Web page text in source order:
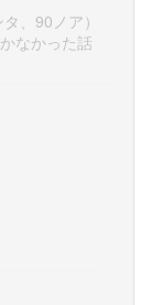
、90ノア）
なかった話